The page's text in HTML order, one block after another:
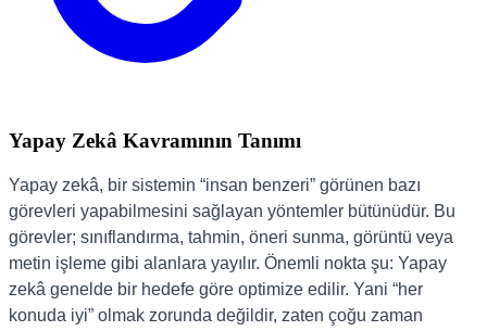
Yapay Zekâ Kavramının Tanımı
Yapay zekâ, bir sistemin “insan benzeri” görünen bazı
görevleri yapabilmesini sağlayan yöntemler bütünüdür. Bu
görevler; sınıflandırma, tahmin, öneri sunma, görüntü veya
metin işleme gibi alanlara yayılır. Önemli nokta şu: Yapay
zekâ genelde bir hedefe göre optimize edilir. Yani “her
konuda iyi” olmak zorunda değildir, zaten çoğu zaman